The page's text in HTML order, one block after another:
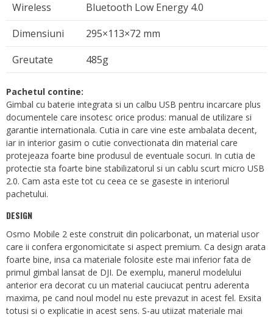
Wireless
Bluetooth Low Energy 4.0
Dimensiuni
295×113×72 mm
Greutate
485g
Pachetul contine:
Gimbal cu baterie integrata si un calbu USB pentru incarcare plus
documentele care insotesc orice produs: manual de utilizare si
garantie internationala. Cutia in care vine este ambalata decent,
iar in interior gasim o cutie convectionata din material care
protejeaza foarte bine produsul de eventuale socuri. In cutia de
protectie sta foarte bine stabilizatorul si un cablu scurt micro USB
2.0. Cam asta este tot cu ceea ce se gaseste in interiorul
pachetului.
DESIGN
Osmo Mobile 2 este construit din policarbonat, un material usor
care ii confera ergonomicitate si aspect premium. Ca design arata
foarte bine, insa ca materiale folosite este mai inferior fata de
primul gimbal lansat de DJI. De exemplu, manerul modelului
anterior era decorat cu un material cauciucat pentru aderenta
maxima, pe cand noul model nu este prevazut in acest fel. Exsita
totusi si o explicatie in acest sens. S-au utiizat materiale mai